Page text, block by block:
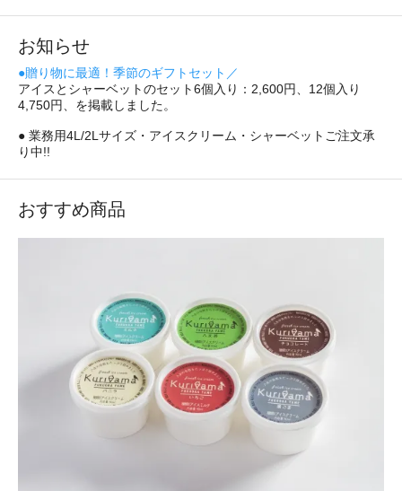
お知らせ
●贈り物に最適！季節のギフトセット／
アイスとシャーベットのセット6個入り：2,600円、12個入り
4,750円、を掲載しました。
● 業務用4L/2Lサイズ・アイスクリーム・シャーベットご注文承
り中!!
おすすめ商品